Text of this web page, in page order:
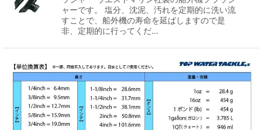
ャーです。 塩分、沈泥、汚れを定期的に洗い流
すことで、船外機の寿命を延ばしますので是
非、定期的に行ってくだ…